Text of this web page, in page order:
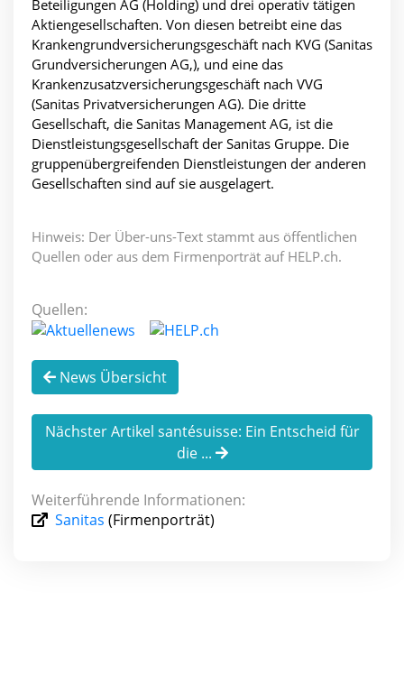
Beteiligungen AG (Holding) und drei operativ tätigen
Aktiengesellschaften. Von diesen betreibt eine das
Krankengrundversicherungsgeschäft nach KVG (Sanitas
Grundversicherungen AG,), und eine das
Krankenzusatzversicherungsgeschäft nach VVG
(Sanitas Privatversicherungen AG). Die dritte
Gesellschaft, die Sanitas Management AG, ist die
Dienstleistungsgesellschaft der Sanitas Gruppe. Die
gruppenübergreifenden Dienstleistungen der anderen
Gesellschaften sind auf sie ausgelagert.
Hinweis: Der Über-uns-Text stammt aus öffentlichen
Quellen oder aus dem Firmenporträt auf HELP.ch.
Quellen:
News Übersicht
Nächster Artikel santésuisse: Ein Entscheid für
die ...
Weiterführende Informationen:
Sanitas (Firmenporträt)